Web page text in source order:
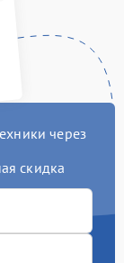
через
скидка